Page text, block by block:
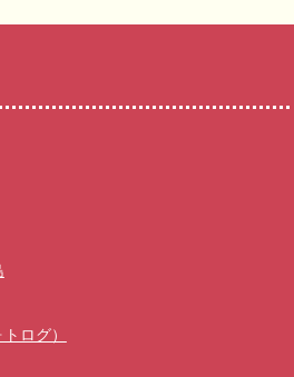
ログ）